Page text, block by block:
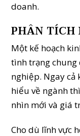
doanh.
PHÂN TÍCH
Một kế hoạch
tình trạng chung
nghiệp. Ngay cả
hiểu về ngành
nhìn mới và giá
Cho dù lĩnh vực